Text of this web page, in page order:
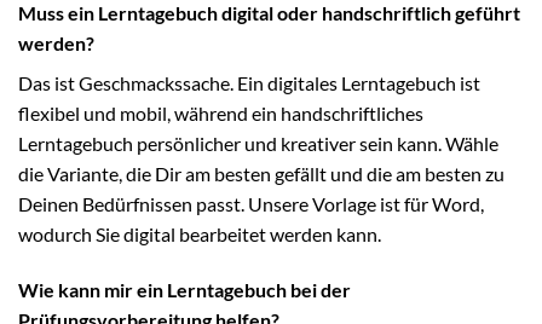
Muss ein Lerntagebuch digital oder handschriftlich geführt
werden?
Das ist Geschmackssache. Ein digitales Lerntagebuch ist
flexibel und mobil, während ein handschriftliches
Lerntagebuch persönlicher und kreativer sein kann. Wähle
die Variante, die Dir am besten gefällt und die am besten zu
Deinen Bedürfnissen passt. Unsere Vorlage ist für Word,
wodurch Sie digital bearbeitet werden kann.
Wie kann mir ein Lerntagebuch bei der